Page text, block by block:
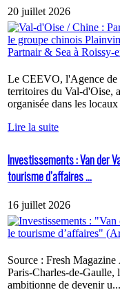
20 juillet 2026
Le CEEVO, l'Agence de
territoires du Val-d'Oise,
organisée dans les locaux
Lire la suite
Investissements : Van der
tourisme d’affaires ...
16 juillet 2026
Source : Fresh
Paris-Charles-de-
ambitionne de devenir u...